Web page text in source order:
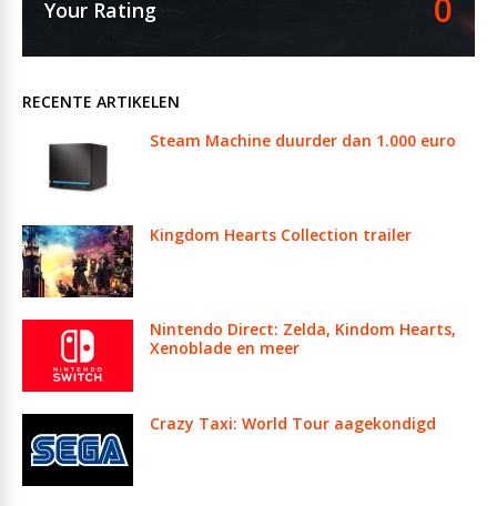
Your Rating
RECENTE ARTIKELEN
Steam Machine duurder dan 1.000 euro
Kingdom Hearts Collection trailer
Nintendo Direct: Zelda, Kindom Hearts,
Xenoblade en meer
Crazy Taxi: World Tour aagekondigd